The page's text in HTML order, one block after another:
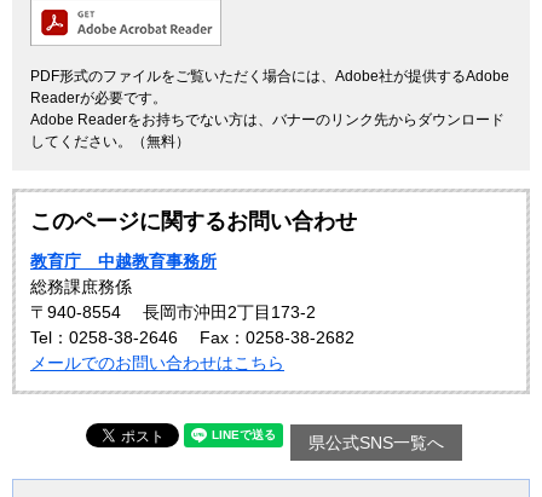
PDF形式のファイルをご覧いただく場合には、Adobe社が提供するAdobe
Readerが必要です。
Adobe Readerをお持ちでない方は、バナーのリンク先からダウンロード
してください。（無料）
このページに関するお問い合わせ
教育庁 中越教育事務所
総務課庶務係
〒940-8554
長岡市沖田2丁目173-2
Tel：0258-38-2646
Fax：0258-38-2682
メールでのお問い合わせはこちら
県公式SNS一覧へ